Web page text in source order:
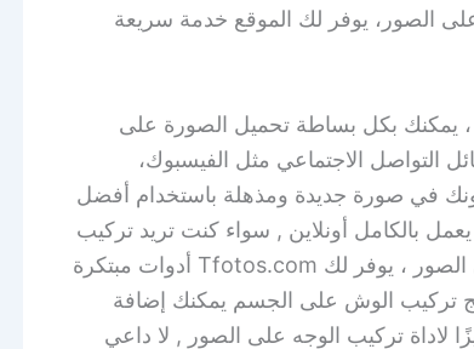
الصور، يوفر لك الموقع خدمة سريعة
، يمكنك بكل بساطة تحميل الصورة على
التواصل الاجتماعي مثل الفيسبوك،
في صورة جديدة ومذهلة باستخدام أفضل
بالكامل أونلاين , سواء كنت تريد تركيب
الوجه على الجسم اخر أو تبديل الوجه في الصور ، يوفر لك Tfotos.com أدوات مبتكرة
تركيب الوش على الجسم يمكنك إضافة
تركيب الوجه على الصور , لا داعي